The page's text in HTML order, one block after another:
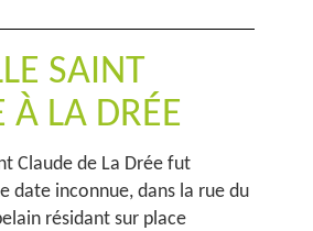
SAINT
À LA DRÉE
Claude de La Drée fut
date inconnue, dans la rue du
résidant sur place